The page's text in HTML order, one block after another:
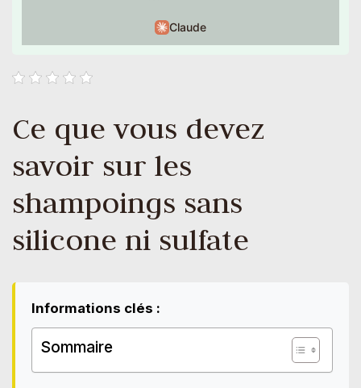
Claude
Ce que vous devez
savoir sur les
shampoings sans
silicone ni sulfate
Informations clés :
Sommaire